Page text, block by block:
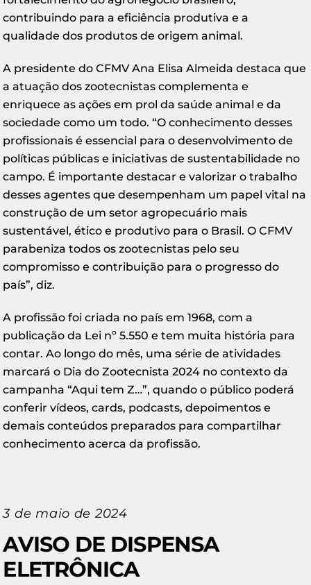
contribuindo para a eficiência produtiva e a
qualidade dos produtos de origem animal.
A presidente do CFMV Ana Elisa Almeida destaca que
a atuação dos zootecnistas complementa e
enriquece as ações em prol da saúde animal e da
sociedade como um todo. “O conhecimento desses
profissionais é essencial para o desenvolvimento de
políticas públicas e iniciativas de sustentabilidade no
campo. É importante destacar e valorizar o trabalho
desses agentes que desempenham um papel vital na
construção de um setor agropecuário mais
sustentável, ético e produtivo para o Brasil. O CFMV
parabeniza todos os zootecnistas pelo seu
compromisso e contribuição para o progresso do
país”, diz.
A profissão foi criada no país em 1968, com a
publicação da Lei nº 5.550 e tem muita história para
contar. Ao longo do mês, uma série de atividades
marcará o Dia do Zootecnista 2024 no contexto da
campanha “Aqui tem Z…”, quando o público poderá
conferir vídeos, cards, podcasts, depoimentos e
demais conteúdos preparados para compartilhar
conhecimento acerca da profissão.
3 de maio de 2024
AVISO DE DISPENSA
ELETRÔNICA